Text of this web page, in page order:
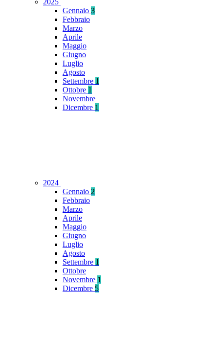
2025
Gennaio 3
Febbraio
Marzo
Aprile
Maggio
Giugno
Luglio
Agosto
Settembre 1
Ottobre 1
Novembre
Dicembre 1
2024
Gennaio 2
Febbraio
Marzo
Aprile
Maggio
Giugno
Luglio
Agosto
Settembre 1
Ottobre
Novembre 1
Dicembre 5